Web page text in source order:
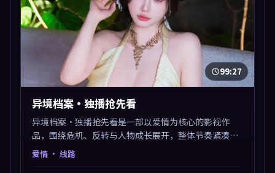
99:27
异境档案·独播抢先看
异境档案·独播抢先看是一部以爱情为核心的影视作
品，围绕危机、反转与人物成长展开，整体节奏紧凑，
值得推荐观看。
爱情 · 线路